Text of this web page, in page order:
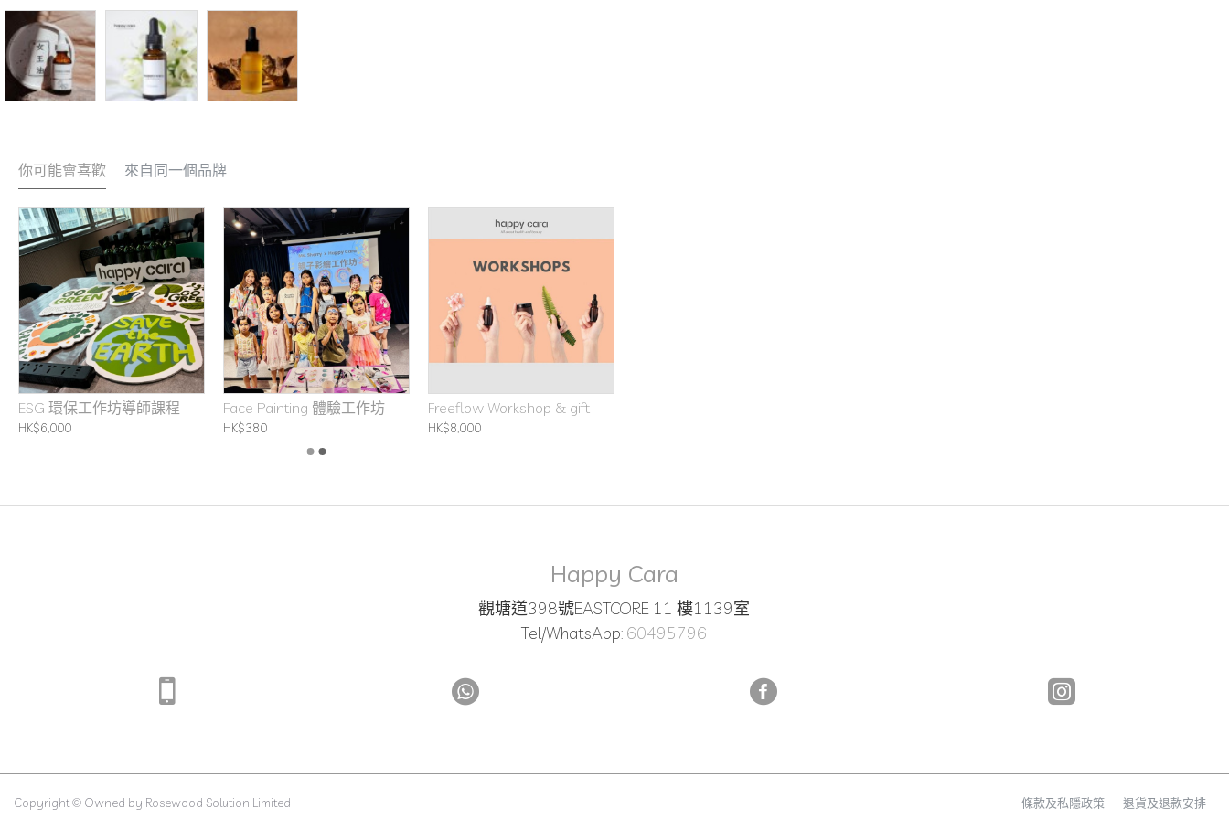
你可能會喜歡 來自同一個品牌
ESG 環保工作坊導師課程
HK$6,000
Face Painting 體驗工作坊
HK$380
Freeflow Workshop & gift
HK$8,000
Happy Cara
觀塘道398號EASTCORE 11 樓1139室
Tel/WhatsApp: 60495796
Copyright © Owned by Rosewood Solution Limited 條款及私隱政策 退貨及退款安排